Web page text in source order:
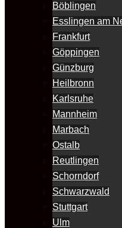
Böblingen
Esslingen am
Frankfurt
Göppingen
Günzburg
Heilbronn
Karlsruhe
Mannheim
Marbach
Ostalb
Reutlingen
Schorndorf
Schwarzwald
Stuttgart
Ulm